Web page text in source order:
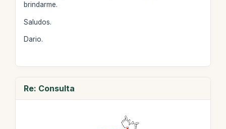
brindarme.
Saludos.
Dario.
Re: Consulta